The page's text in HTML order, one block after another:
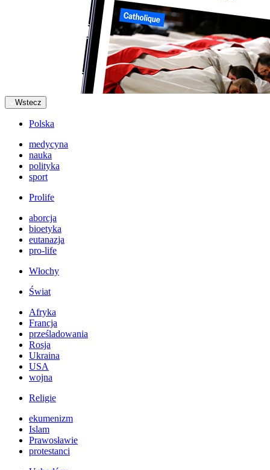
Wstecz
Polska
medycyna
nauka
polityka
sport
Prolife
aborcja
bioetyka
eutanazja
pro-life
Włochy
Świat
Afryka
Francja
prześladowania
Rosja
Ukraina
USA
wojna
Religie
ekumenizm
Islam
Prawosławie
protestanci